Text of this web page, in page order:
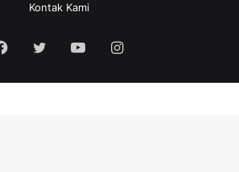
Kontak Kami
Facebook
Twitter YouTubeInstagram